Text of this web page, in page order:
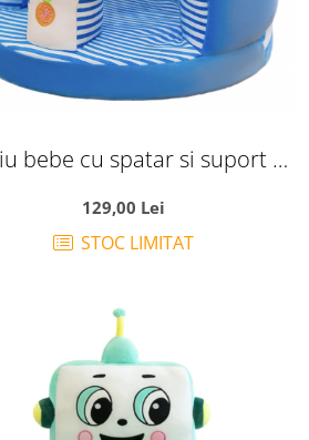
bebe cu spatar si suport de
129,00 Lei
STOC LIMITAT